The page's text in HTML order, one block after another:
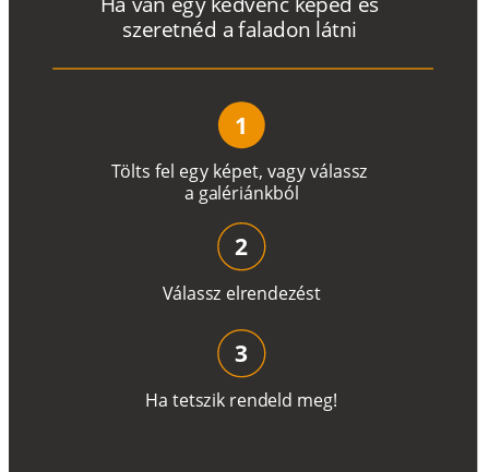
Tölts fel egy képet, vagyválassz
a galériánkból
szeretnéd a faladon látni
1
Válassz elrendezést
2
Ha tetszik rendeld meg!
3